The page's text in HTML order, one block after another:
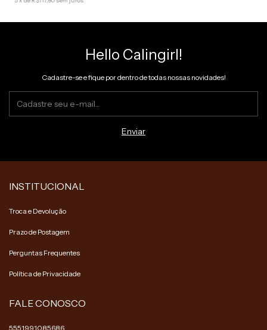
Hello Calingirl!
Cadastre-se e fique por dentro de todas nossas novidades!
INSTITUCIONAL
Troca e Devolução
Prazo de Postagem
Perguntas Frequentes
Política de Privacidade
FALE CONOSCO
5551991085686